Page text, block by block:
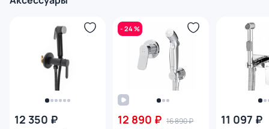
12 350 ₽
- 24 %
12 890 ₽ 16 890 ₽
11 097 ₽